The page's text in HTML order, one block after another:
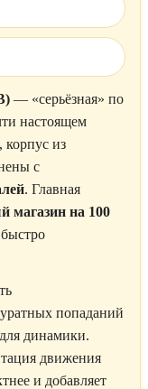
— «серьёзная» по
настоящем
, корпус из
с
. Главная
магазин на 100
попаданий
для динамики.
движения
и добавляет